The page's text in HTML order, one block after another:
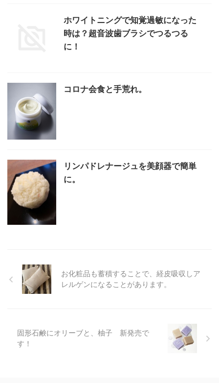
ホワイトニングで知覚過敏になった
時は？超音波歯ブラシでつるつる
に！
コロナ会食と手荒れ。
リンパドレナージュを美顔器で簡単
に。
お化粧品も蓄積することで、経皮吸収しア
レルゲンになることがあります。
固形石鹸にオリーブと、柚子 新発売で
す！